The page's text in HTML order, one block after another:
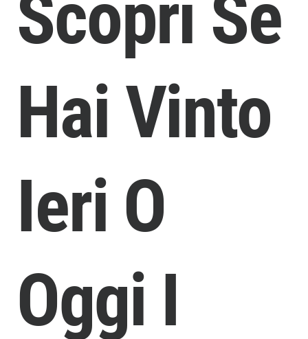
Scopri Se
Hai Vinto
Ieri O
Oggi I